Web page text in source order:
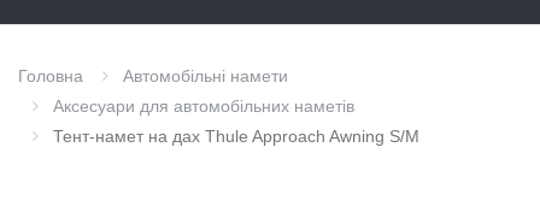
Головна
Автомобільні намети
Аксесуари для автомобільних наметів
Тент-намет на дах Thule Approach Awning S/M